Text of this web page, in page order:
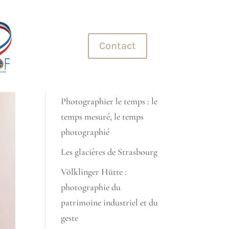
Contact
+33 (0)7 70 45 32 99
Photographier le temps : le
temps mesuré, le temps
photographié
Les glacières de Strasbourg
Völklinger Hütte :
photographie du
patrimoine industriel et du
geste